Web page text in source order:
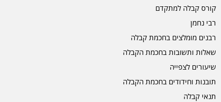
קורס קבלה למתקדם
רבי נחמן
רבנים מומלצים בחכמת קבלה
שאלות ותשובות בחכמת הקבלה
שיעורים לצפייה
תובנות וחידודים בחכמת הקבלה
תנאי קבלה